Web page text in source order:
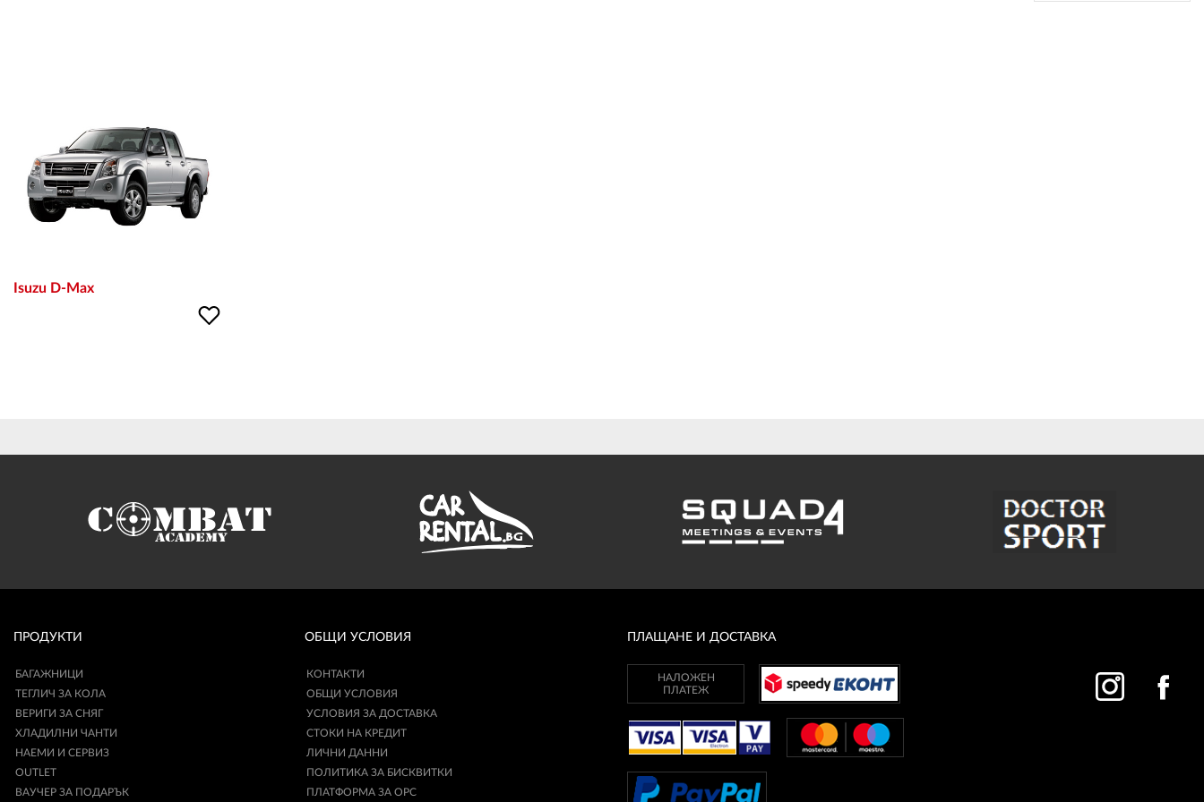
Isuzu D-Max
ПРОДУКТИ
БАГАЖНИЦИ
ТЕГЛИЧ ЗА КОЛА
ВЕРИГИ ЗА СНЯГ
ХЛАДИЛНИ ЧАНТИ
НАЕМИ И СЕРВИЗ
OUTLET
ВАУЧЕР ЗА ПОДАРЪК
ОБЩИ УСЛОВИЯ
КОНТАКТИ
ОБЩИ УСЛОВИЯ
УСЛОВИЯ ЗА ДОСТАВКА
СТОКИ НА КРЕДИТ
ЛИЧНИ ДАННИ
ПОЛИТИКА ЗА БИСКВИТКИ
ПЛАТФОРМА ЗА ОРС
ПЛАЩАНЕ И ДОСТАВКА
НАЛОЖЕН
ПЛАТЕЖ